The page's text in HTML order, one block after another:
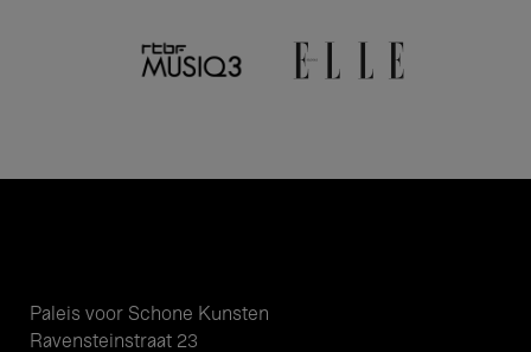
Paleis voor Schone Kunsten
Ravensteinstraat 23